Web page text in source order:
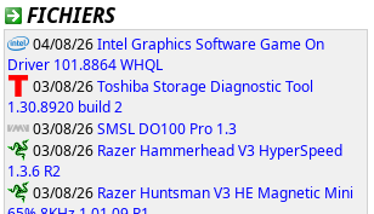
FICHIERS
04/08/26Intel Graphics Software Game On
Driver 101.8864 WHQL
03/08/26Toshiba Storage Diagnostic Tool
1.30.8920 build 2
03/08/26SMSL DO100 Pro 1.3
03/08/26 Razer Hammerhead V3 HyperSpeed
1.3.6 R2
03/08/26 Razer Huntsman V3 HE Magnetic Mini